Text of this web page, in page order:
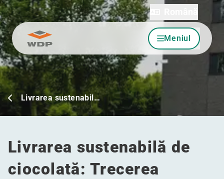
Sari la conținut Meniul
Livrarea sustenabil…
Livrarea sustenabilă de
ciocolată: Trecerea